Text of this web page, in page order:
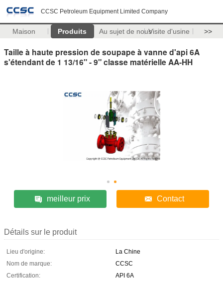
CCSC Petroleum Equipment Limited Company
Maison Produits Au sujet de nousVisite d'usine >>
Taille à haute pression de soupape à vanne d'api 6A
s'étendant de 1 13/16" - 9" classe matérielle AA-HH
meilleur prix Contact
Détails sur le produit
Lieu d'origine:
La Chine
Nom de marque:
CCSC
Certification:
API 6A